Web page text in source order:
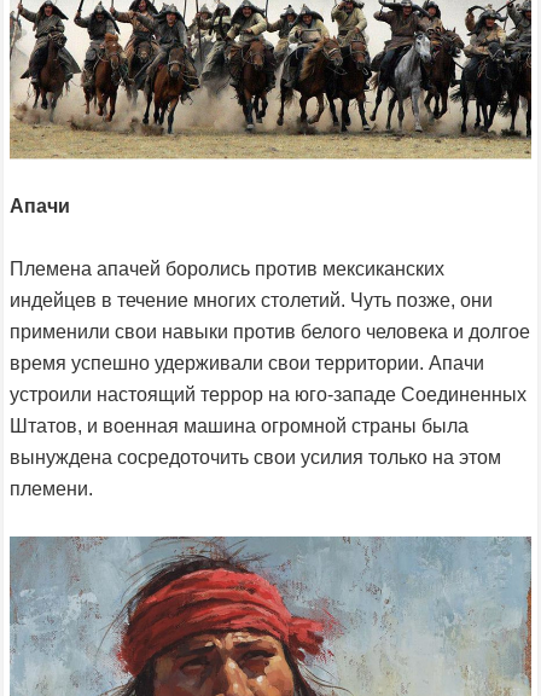
Апачи
Племена апачей боролись против мексиканских
индейцев в течение многих столетий. Чуть позже, они
применили свои навыки против белого человека и долгое
время успешно удерживали свои территории. Апачи
устроили настоящий террор на юго-западе Соединенных
Штатов, и военная машина огромной страны была
вынуждена сосредоточить свои усилия только на этом
племени.